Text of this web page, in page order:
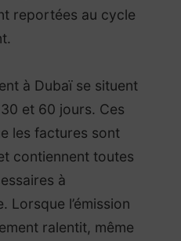
reportées au cycle
à Dubaï se situent
et 60 jours. Ces
les factures sont
contiennent toutes
à
Lorsque l’émission
ralentit, même